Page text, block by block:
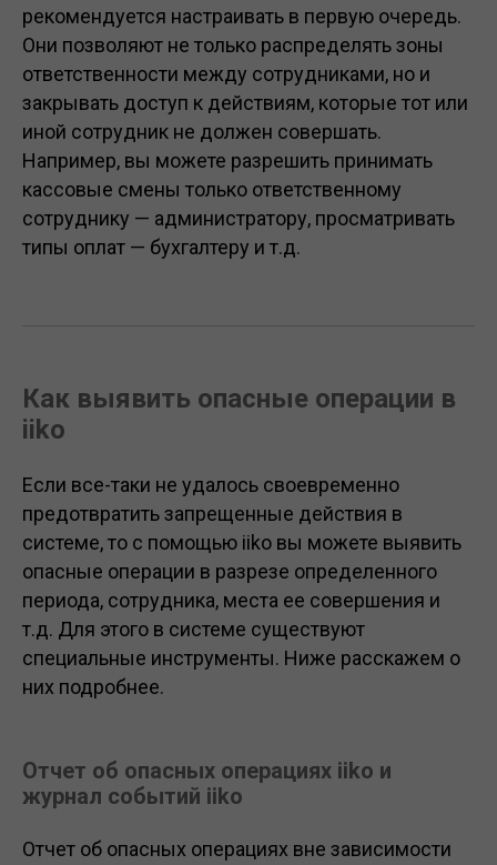
рекомендуется настраивать в первую очередь.
Они позволяют не только распределять зоны
ответственности между сотрудниками, но и
закрывать доступ к действиям, которые тот или
иной сотрудник не должен совершать.
Например, вы можете разрешить принимать
кассовые смены только ответственному
сотруднику — администратору, просматривать
типы оплат — бухгалтеру и т.д.
Как выявить опасные операции в
iiko
Если все-таки не удалось своевременно
предотвратить запрещенные действия в
системе, то с помощью iiko вы можете выявить
опасные операции в разрезе определенного
периода, сотрудника, места ее совершения и
т.д. Для этого в системе существуют
специальные инструменты. Ниже расскажем о
них подробнее.
Отчет об опасных операциях iiko и
журнал событий iiko
Отчет об опасных операциях вне зависимости